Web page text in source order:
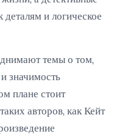
и логическое
темы о том,
значимость
плане стоит
авторов, как Кейт